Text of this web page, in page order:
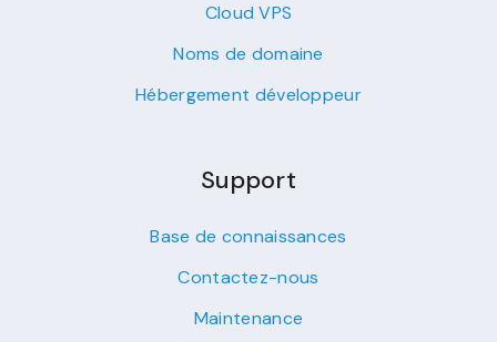
Cloud VPS
Noms de domaine
Hébergement développeur
Support
Base de connaissances
Contactez-nous
Maintenance